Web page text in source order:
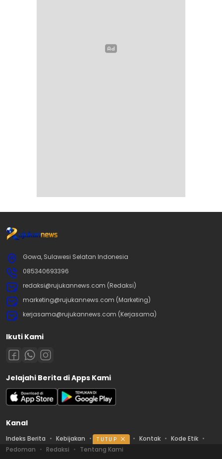
Gowa, Sulawesi Selatan Indonesia
085340693396
redaksi@rujukannews.com (Redaksi)
marketing@rujukannews.com (Marketing)
kerjasama@rujukannews.com (Kerjasama)
Ikuti Kami
Jelajahi Berita di Apps Kami
Kanal
Indeks Berita Kebijakan Ketentuan Kontak
Kode Etik
Pedoman
Redaksi Tentang Kami
TUTUP